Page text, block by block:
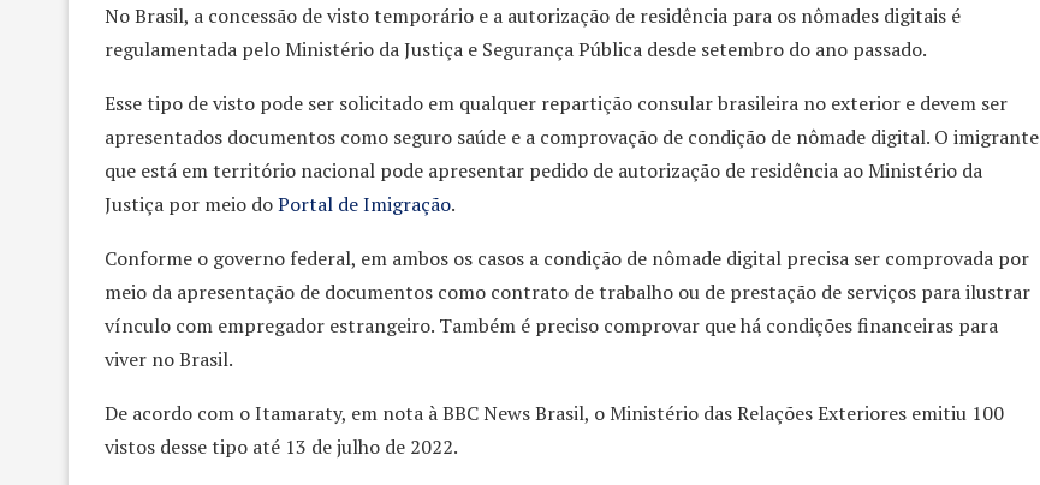
No Brasil, a concessão de visto temporário e a autorização de residência para os nômades digitais é
regulamentada pelo Ministério da Justiça e Segurança Pública desde setembro do ano passado.
Esse tipo de visto pode ser solicitado em qualquer repartição consular brasileira no exterior e devem ser
apresentados documentos como seguro saúde e a comprovação de condição de nômade digital. O imigrante
que está em território nacional pode apresentar pedido de autorização de residência ao Ministério da
Justiça por meio doPortal de Imigração.
Conforme o governo federal, em ambos os casos a condição de nômade digital precisa ser comprovada por
meio da apresentação de documentos como contrato de trabalho ou de prestação de serviços para ilustrar
vínculo com empregador estrangeiro. Também é preciso comprovar que há condições financeiras para
viver no Brasil.
De acordo com o Itamaraty, em nota à BBC News Brasil, o Ministério das Relações Exteriores emitiu 100
vistos desse tipo até 13 de julho de 2022.